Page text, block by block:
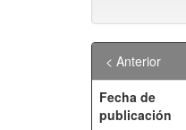
< Anterior
Fecha de
publicación